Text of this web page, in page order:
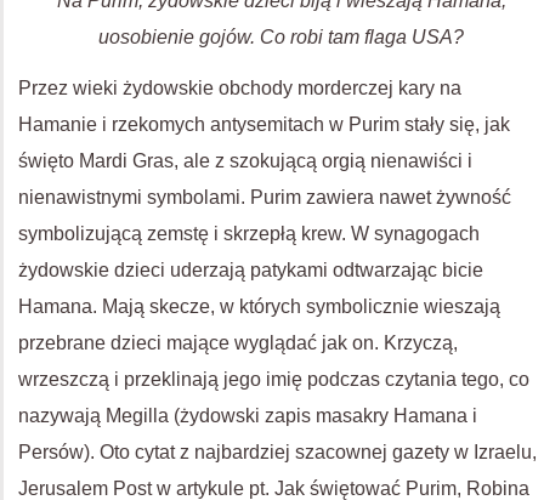
uosobienie gojów. Co robi tam flaga USA?
Przez wieki żydowskie obchody morderczej kary na
Hamanie i rzekomych antysemitach w Purim stały się, jak
święto Mardi Gras, ale z szokującą orgią nienawiści i
nienawistnymi symbolami. Purim zawiera nawet żywność
symbolizującą zemstę i skrzepłą krew. W synagogach
żydowskie dzieci uderzają patykami odtwarzając bicie
Hamana. Mają skecze, w których symbolicznie wieszają
przebrane dzieci mające wyglądać jak on. Krzyczą,
wrzeszczą i przeklinają jego imię podczas czytania tego, co
nazywają Megilla (żydowski zapis masakry Hamana i
Persów). Oto cytat z najbardziej szacownej gazety w Izraelu,
Jerusalem Post w artykule pt. Jak świętować Purim, Robina